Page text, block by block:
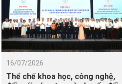
16/07/2026
Thể chế khoa học, công nghệ,